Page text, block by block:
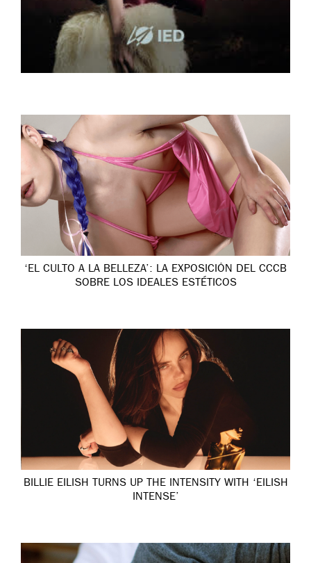
‘EL CULTO A LA BELLEZA’: LA EXPOSICIÓN DEL CCCB
SOBRE LOS IDEALES ESTÉTICOS
BILLIE EILISH TURNS UP THE INTENSITY WITH ‘EILISH
INTENSE’